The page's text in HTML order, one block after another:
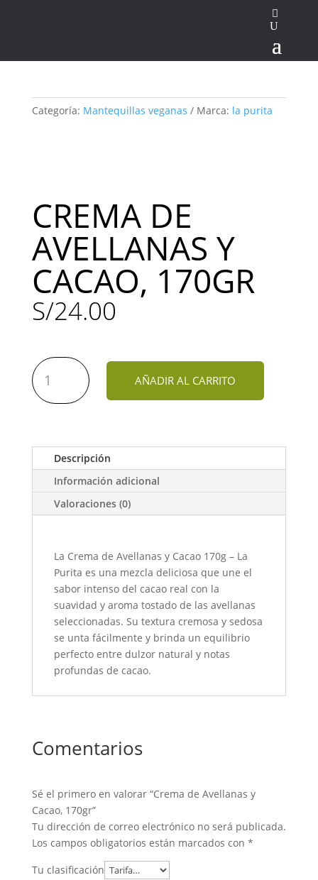
Categoría: Mantequillas veganas Marca: la purita
CREMA DE
AVELLANAS Y
CACAO, 170GR
S/24.00
Crema
de
Avellanas
170gr
cantidad
AÑADIR AL CARRITO
Descripción
Información adicional
Valoraciones (0)
La Crema de Avellanas y Cacao 170g – La
Purita es una mezcla deliciosa que une el
sabor intenso del cacao real con la
suavidad y aroma tostado de las avellanas
seleccionadas. Su textura cremosa y sedosa
se unta fácilmente y brinda un equilibrio
perfecto entre dulzor natural y notas
profundas de cacao.
Comentarios
Sé el primero en valorar “Crema de Avellanas y
Cacao, 170gr”
Tu dirección de correo electrónico no será publicada.
Los campos obligatorios están marcados con *
Tu clasificación